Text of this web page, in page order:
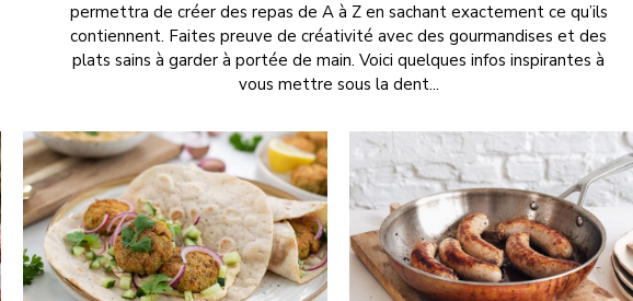
permettra de créer des repas de A à Z en sachant exactement ce qu’ils
contiennent. Faites preuve de créativité avec des gourmandises et des
plats sains à garder à portée de main. Voici quelques infos inspirantes à
vous mettre sous la dent...